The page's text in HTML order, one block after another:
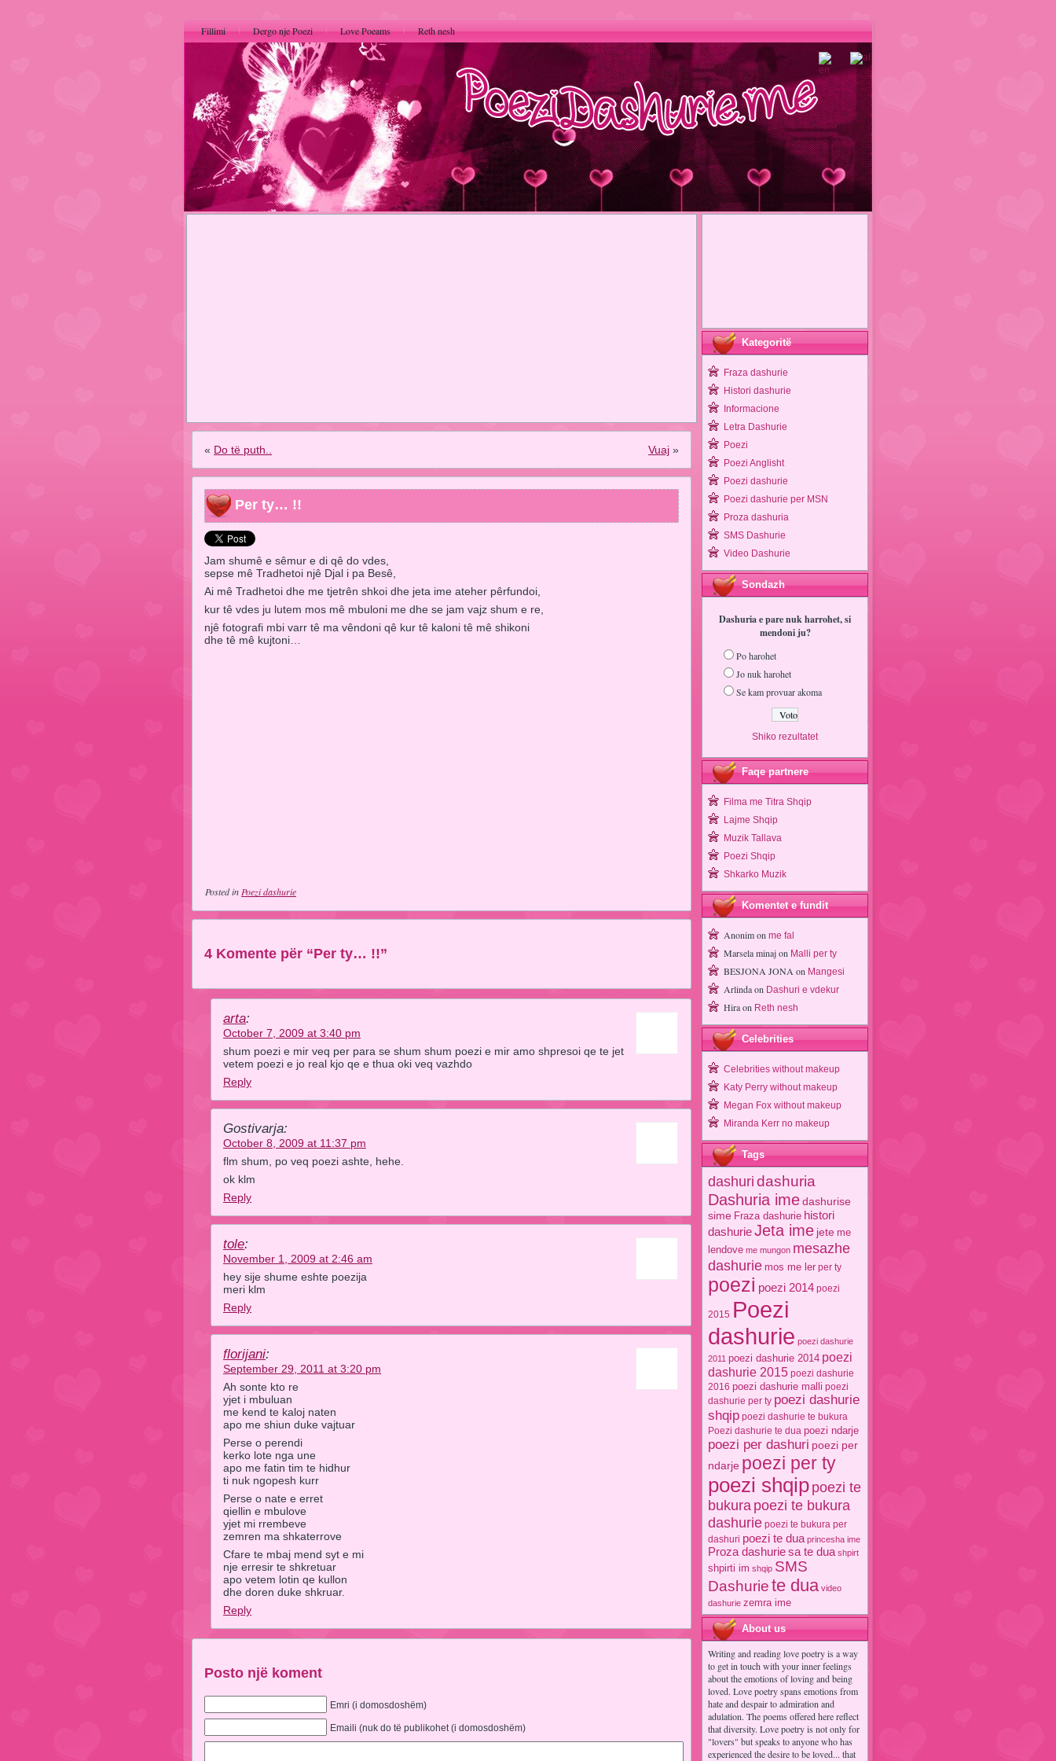
Fillimi Dergo nje Poezi Love Poeams Reth nesh
« Do të puth.. Vuaj »
Per ty… !!
Jam shumê e sêmur e di qê do vdes,
sepse mê Tradhetoi njê Djal i pa Besê,
Ai mê Tradhetoi dhe me tjetrên shkoi dhe jeta ime ateher pêrfundoi,
kur tê vdes ju lutem mos mê mbuloni me dhe se jam vajz shum e re,
njê fotografi mbi varr tê ma vêndoni qê kur tê kaloni tê mê shikoni
dhe tê mê kujtoni…
Posted in Poezi dashurie
4 Komente për “Per ty… !!”
arta:
October 7, 2009 at 3:40 pm
shum poezi e mir veq per para se shum shum poezi e mir amo shpresoi qe te jet
vetem poezi e jo real kjo qe e thua oki veq vazhdo
Reply
Gostivarja:
October 8, 2009 at 11:37 pm
flm shum, po veq poezi ashte, hehe.
ok klm
Reply
tole:
November 1, 2009 at 2:46 am
hey sije shume eshte poezija
meri klm
Reply
florijani:
September 29, 2011 at 3:20 pm
Ah sonte kto re
yjet i mbuluan
me kend te kaloj naten
apo me shiun duke vajtuar
Perse o perendi
kerko lote nga une
apo me fatin tim te hidhur
ti nuk ngopesh kurr
Perse o nate e erret
qiellin e mbulove
yjet mi rrembeve
zemren ma shkaterrove
Cfare te mbaj mend syt e mi
nje erresir te shkretuar
apo vetem lotin qe kullon
dhe doren duke shkruar.
Reply
Posto një koment
Emri (i domosdoshëm)
Emaili (nuk do të publikohet (i domosdoshëm)
Kategoritë
Fraza dashurie
Histori dashurie
Informacione
Letra Dashurie
Poezi
Poezi Anglisht
Poezi dashurie
Poezi dashurie per MSN
Proza dashuria
SMS Dashurie
Video Dashurie
Sondazh
Dashuria e pare nuk harrohet, si
mendoni ju?
Po harohet
Jo nuk harohet
Se kam provuar akoma
Shiko rezultatet
Faqe partnere
Filma me Titra Shqip
Lajme Shqip
Muzik Tallava
Poezi Shqip
Shkarko Muzik
Komentet e fundit
Anonimon me fal
Marsela minajon Malli per ty
BESJONA JONA on Mangesi
Arlindaon Dashuri e vdekur
Hiraon Reth nesh
Celebrities
Celebrities without makeup
Katy Perry without makeup
Megan Fox without makeup
Miranda Kerr no makeup
Tags
dashuridashuria
Dashuria imedashurise
sime Fraza dashurie histori
dashurieJeta ime jete me
lendove me mungon mesazhe
dashurie mos me ler per ty
poezi poezi 2014 poezi
2015 Poezi
dashurie poezi dashurie
2011 poezi dashurie 2014 poezi
dashurie 2015 poezi dashurie
2016 poezi dashurie malli poezi
dashurie per ty poezi dashurie
shqip poezi dashurie te bukura
Poezi dashurie te dua poezi ndarje
poezi per dashuri poezi per
ndarje poezi per ty
poezi shqip poezi te
bukura poezi te bukura
dashurie poezi te bukura per
dashuri poezi te dua princesha ime
Proza dashuriesa te dua shpirt
shpirti im shqip SMS
Dashuriete dua video
dashurie zemra ime
About us
Writing and reading love poetry is a way
to get in touch with your inner feelings
about the emotions of loving and being
loved. Love poetry spans emotions from
hate and despair to admiration and
adulation. The poems offered here reflect
that diversity. Love poetry is not only for
"lovers" but speaks to anyone who has
experienced the desire to be loved... that